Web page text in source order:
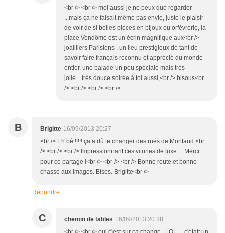
<br /> <br /> moi aussi je ne peux que regarder
...mais ça ne faisait même pas envie, juste le plaisir
de voir de si belles pièces en bijoux ou orfèvrerie, la
place Vendôme est un écrin magnifique aux<br />
joailliers Parisiens , un lieu prestigieux de tant de
savoir faire français reconnu et apprécié du monde
entier, une balade un peu spéciale mais très
jolie....très douce soirée à toi aussi,<br /> bisous<br
/> <br /> <br /> <br />
B Brigitte 16/09/2013 20:27
<br /> Eh bé !!!!! ça a dû te changer des rues de Montaud <br
/> <br /> <br /> Impressionnant ces vitrines de luxe ... Merci
pour ce partage !<br /> <br /> <br /> Bonne route et bonne
chasse aux images. Bises. Brigitte<br />
Répondre
C chemin de tables 16/09/2013 20:38